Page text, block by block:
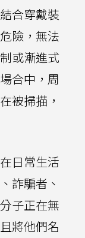
合穿戴裝
險，無法
或漸進式
合中，周
被掃描，
日常生活
詐騙者、
子正在無
將他們名